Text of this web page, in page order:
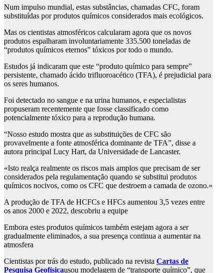
Num impulso mundial, estas substâncias, chamadas CFC, foram
substituídas por produtos químicos considerados mais ecológicos.
Mas os cientistas atmosféricos calcularam agora que os novos
produtos espalharam involuntariamente 335.500 toneladas de
“produtos químicos eternos” tóxicos por todo o mundo.
Estudos já indicaram que este “produto químico para sempre”
persistente, chamado ácido trifluoroacético (TFA), é prejudicial para
os seres humanos.
Foi detectado no sangue e na urina humanos, e especialistas
propuseram recentemente que fosse classificado como
potencialmente tóxico para a reprodução humana.
“Nosso estudo mostra que as substituições de CFC são
provavelmente a fonte atmosférica dominante de TFA”, disse a
autora principal Lucy Hart, da Universidade de Lancaster.
«Isto realça realmente os riscos mais amplos que precisam de ser
considerados pela regulamentação quando se substitui produtos
químicos nocivos, como os CFC que destroem a camada de ozono.»
A produção de TFA de HCFCs e HFCs aumentou 3,5 vezes entre
os anos 2000 e 2022, descobriu a equipe
Embora estes produtos químicos também estejam agora a ser
gradualmente eliminados, a sua presença continua a aumentar na
atmosfera
Cientistas por trás do estudo, publicado na revista Cartas de
Pesquisa Geofísicausou modelagem de “transporte químico”, que